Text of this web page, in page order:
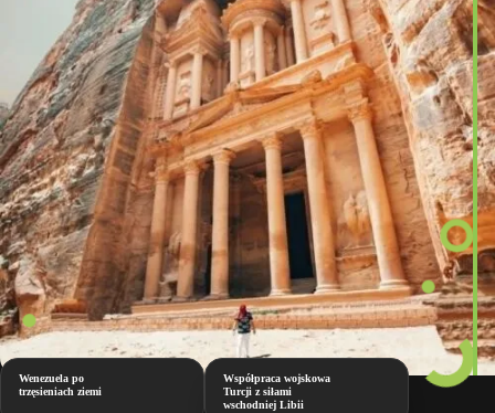
Wenezuela po
trzęsieniach ziemi
Współpraca wojskowa
Turcji z siłami
wschodniej Libii